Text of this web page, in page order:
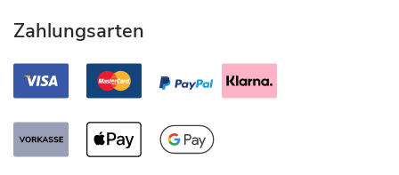
Zahlungsarten